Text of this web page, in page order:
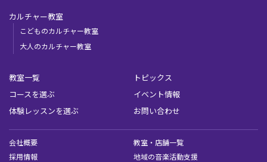
カルチャー教室
こどものカルチャー教室
大人のカルチャー教室
教室一覧
コースを選ぶ
体験レッスンを選ぶ
トピックス
イベント情報
お問い合わせ
会社概要
教室・店舗一覧
採用情報
地域の音楽活動支援